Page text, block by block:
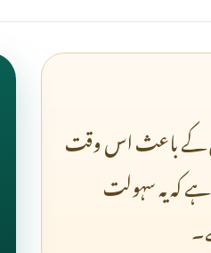
کے باعث اس وقت
کہ یہ سہولت